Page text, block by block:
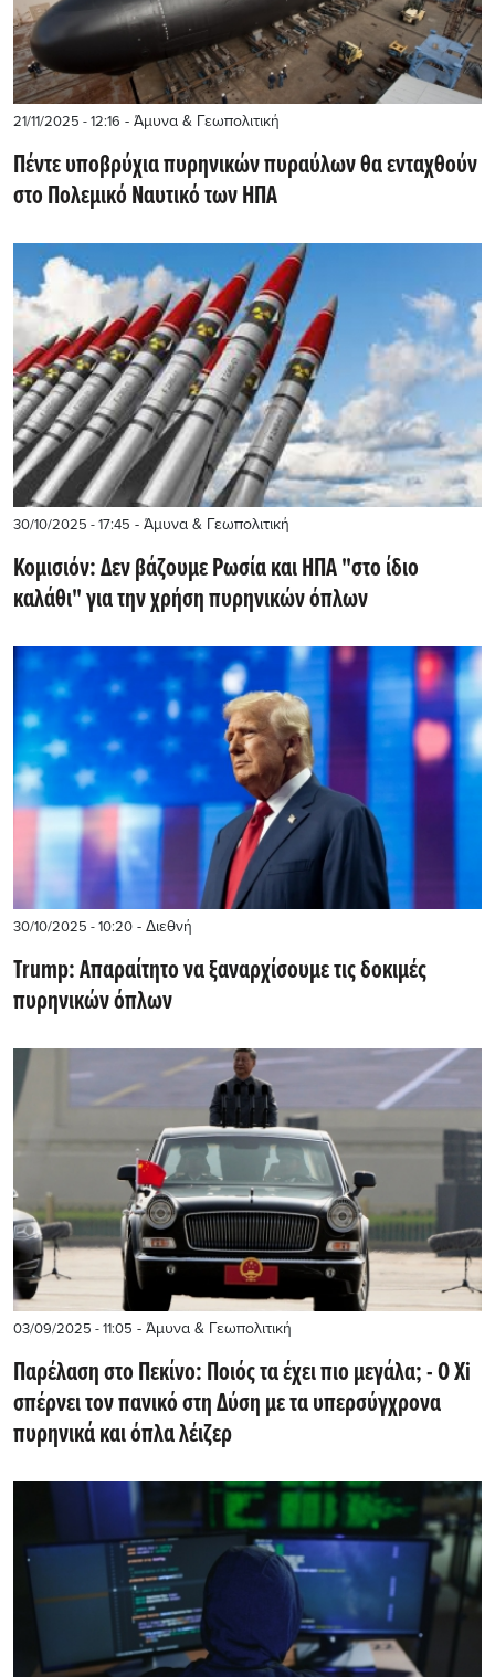
21/11/2025 - 12:16 - Άμυνα & Γεωπολιτική
Πέντε υποβρύχια πυρηνικών πυραύλων θα ενταχθούν
στο Πολεμικό Ναυτικό των ΗΠΑ
30/10/2025 - 17:45 - Άμυνα & Γεωπολιτική
Κομισιόν: Δεν βάζουμε Ρωσία και ΗΠΑ "στο ίδιο
καλάθι" για την χρήση πυρηνικών όπλων
30/10/2025 - 10:20 - Διεθνή
Trump: Απαραίτητο να ξαναρχίσουμε τις δοκιμές
πυρηνικών όπλων
03/09/2025 - 11:05 - Άμυνα & Γεωπολιτική
Παρέλαση στο Πεκίνο: Ποιός τα έχει πιο μεγάλα; - Ο Xi
σπέρνει τον πανικό στη Δύση με τα υπερσύγχρονα
πυρηνικά και όπλα λέιζερ